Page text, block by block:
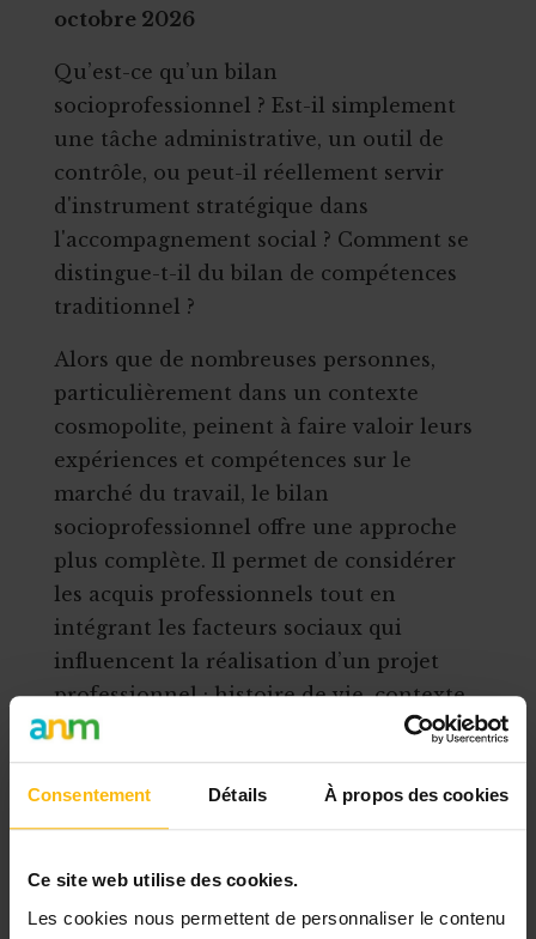
Consentement Détails À propos des cookies
Ce site web utilise des cookies.
Les cookies nous permettent de personnaliser le contenu
octobre 2026
Qu’est-ce qu’un bilan
socioprofessionnel ? Est-il simplement
une tâche administrative, un outil de
contrôle, ou peut-il réellement servir
d'instrument stratégique dans
l'accompagnement social ? Comment se
distingue-t-il du bilan de compétences
traditionnel ?
Alors que de nombreuses personnes,
particulièrement dans un contexte
cosmopolite, peinent à faire valoir leurs
expériences et compétences sur le
marché du travail, le bilan
socioprofessionnel offre une approche
plus complète. Il permet de considérer
les acquis professionnels tout en
intégrant les facteurs sociaux qui
influencent la réalisation d’un projet
professionnel : histoire de vie, contexte
social et familial, rêves, apprentissages
informels — bref, tout ce qui peut
influer sur la trajectoire de la personne.
active, mêlant théorie et pratique.
Elle s’apparente à une intervision,